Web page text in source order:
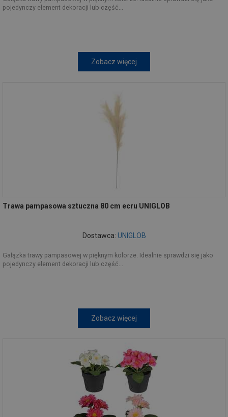
pojedynczy element dekoracji lub część...
Zobacz więcej
Trawa pampasowa sztuczna 80 cm ecru UNIGLOB
Dostawca: UNIGLOB
Gałązka trawy pampasowej w pięknym kolorze. Idealnie sprawdzi się jako
pojedynczy element dekoracji lub część...
Zobacz więcej